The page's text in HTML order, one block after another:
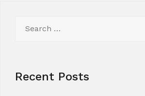
for:
Recent Posts